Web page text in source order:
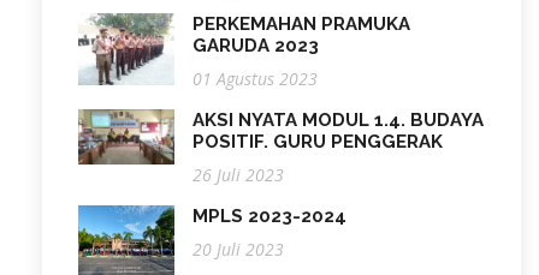
PERKEMAHAN PRAMUKA
GARUDA 2023
01 Agustus 2023
AKSI NYATA MODUL 1.4. BUDAYA
POSITIF. GURU PENGGERAK
26 Juli 2023
MPLS 2023-2024
20 Juli 2023